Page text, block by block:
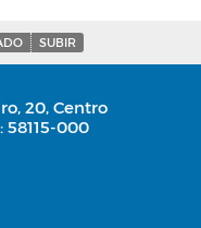
SUBIR
20, Centro
58115-000